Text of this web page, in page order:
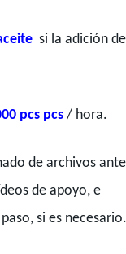
si la adición
pcs pcs/ hora.
de archivos
de apoyo, e
si es necesario.